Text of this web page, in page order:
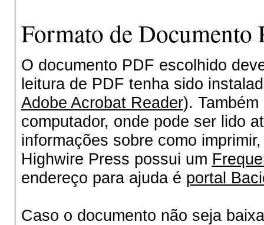
Formato de
O documento PDF escolhido
leitura de PDF tenha sido
Adobe Acrobat Reader).
computador, onde pode ser lido
informações sobre como
Highwire Press possui um
endereço para ajuda é portal
Caso o documento não seja